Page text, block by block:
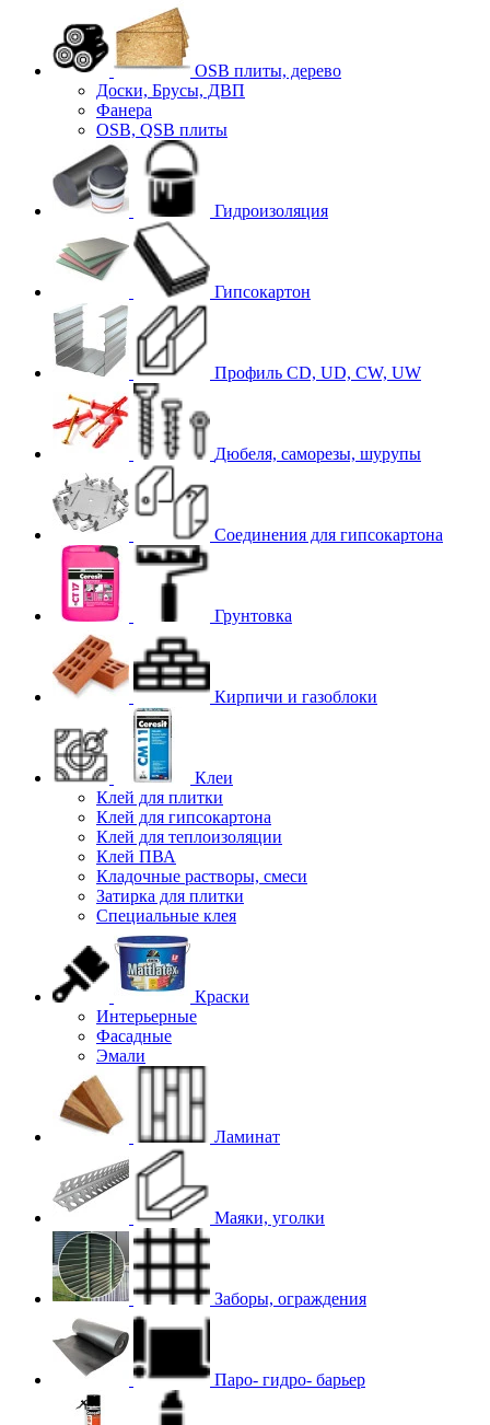
OSB плиты, дерево
Доски, Брусы, ДВП
Фанера
OSB, QSB плиты
Гидроизоляция
Гипсокартон
Профиль CD, UD, CW, UW
Дюбеля, саморезы, шурупы
Соединения для гипcокартона
Грунтовка
Кирпичи и газоблоки
Клеи
Клей для плитки
Клей для гипсокартона
Клей для теплоизоляции
Клей ПВА
Кладочные растворы, смеси
Затирка для плитки
Специальные клея
Краски
Интерьерные
Фасадные
Эмали
Ламинат
Маяки, уголки
Заборы, ограждения
Паро- гидро- барьер